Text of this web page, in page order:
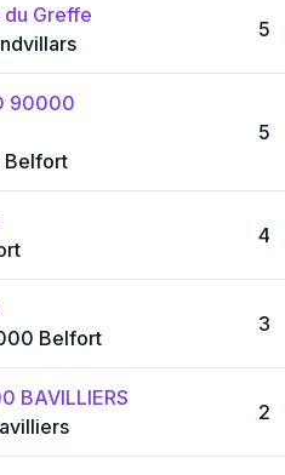
du Greffe
5
90000
Belfort
5
4
Belfort
3
BAVILLIERS
2